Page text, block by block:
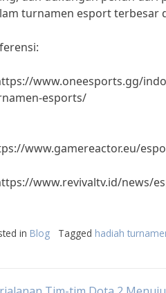
turnamen esport terbesar
www.oneesports.gg/
esports/
www.gamereactor.eu/
www.revivaltv.id/news/
in Blog Tagged hadiah